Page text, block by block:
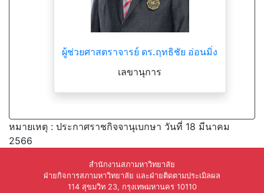
ผู้ช่วยศาสตราจารย์ ดร.ฤทธิชัย อ่อนมิ่ง
เลขานุการ
หมายเหตุ : ประกาศราชกิจจานุเบกษา วันที่ 18 มีนาคม
2566
สำนักงานสภามหาวิทยาลัย
ฝ่ายกิจการสภามหาวิทยาลัย และฝ่ายติดตามประเมิลผล
114 สุขมวิท 23, กรุงเทพมหานคร 10110